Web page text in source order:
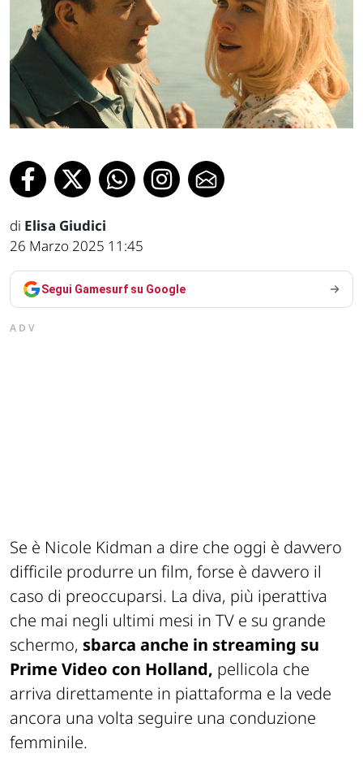
di Elisa Giudici
26 Marzo 2025 11:45
Segui Gamesurf su Google
ADV
Se è Nicole Kidman a dire che oggi è davvero
difficile produrre un film, forse è davvero il
caso di preoccuparsi. La diva, più iperattiva
che mai negli ultimi mesi in TV e su grande
schermo, sbarca anche in streaming su
Prime Video con Holland, pellicola che
arriva direttamente in piattaforma e la vede
ancora una volta seguire una conduzione
femminile.